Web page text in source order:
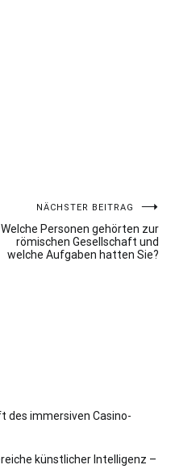
NÄCHSTER BEITRAG
Welche Personen gehörten zur
römischen Gesellschaft und
welche Aufgaben hatten Sie?
des immersiven Casino-
künstlicher Intelligenz –